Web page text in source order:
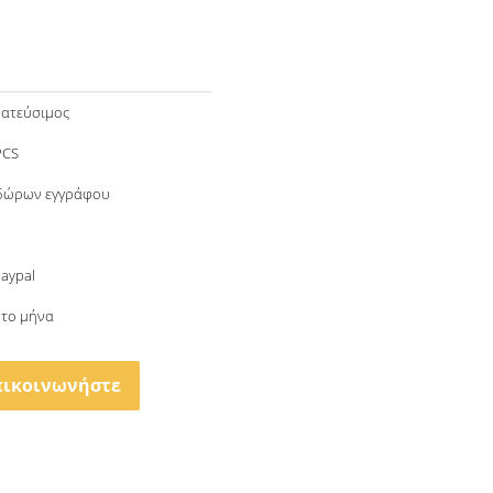
εγγράφου
το μήνα